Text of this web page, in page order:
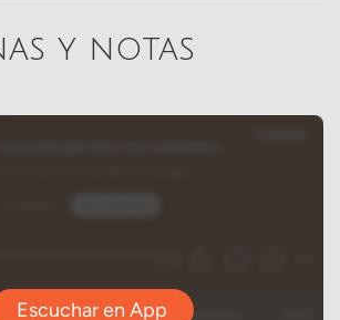
y notas